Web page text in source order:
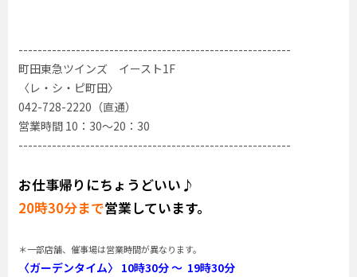
---------------------------------------------------------
町田東急ツインズ イースト1F
〈レ・シ・ピ町田〉
042-728-2220（直通）
営業時間 10：30～20：30
---------------------------------------------------------
お仕事帰りにちょうどいい♪
20時30分まで営業しています。
＊一部店舗、催事場は営業時間が異なります。
〈ガーデンタイム〉 10時30分 ～ 19時30分